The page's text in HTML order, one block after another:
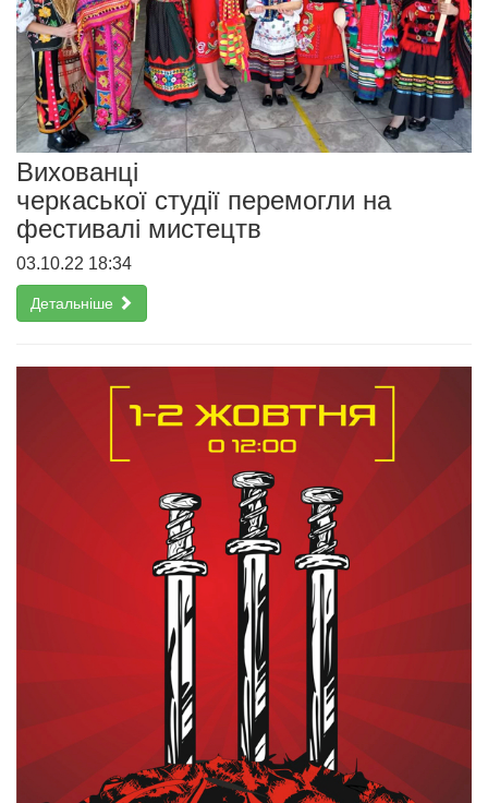
Вихованці
черкаської студії перемогли на
фестивалі мистецтв
03.10.22 18:34
Детальніше